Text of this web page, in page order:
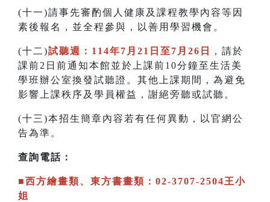
(十一)請事先審酌個人健康及課程教學內容等因
素後報名，並全程參與，以善用學習機會。
(十二)試聽週：114年7月21日至7月26日
，請於
課前2日前通知本館並於上課前10分鐘至生活美
學班辦公室換發試聽證。其他上課期間，為避免
影響上課秩序及學員權益，謝絕旁聽或試聽。
(十三)本招生簡章內容若有任何異動，以官網公
告為準。
查詢電話：
■西方繪畫類、東方書畫類：02-3707-2504王小
姐